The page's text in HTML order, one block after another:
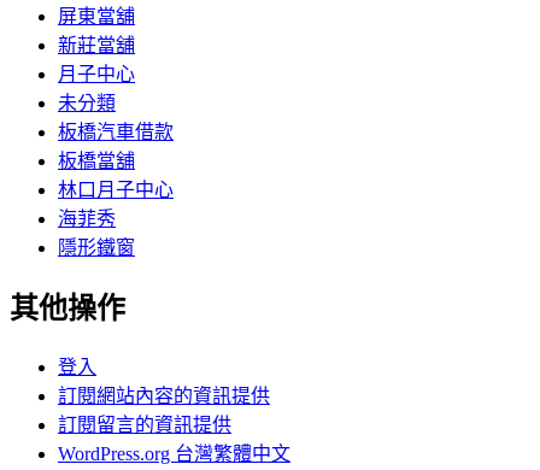
屏東當舖
新莊當舖
月子中心
未分類
板橋汽車借款
板橋當舖
林口月子中心
海菲秀
隱形鐵窗
其他操作
登入
訂閱網站內容的資訊提供
訂閱留言的資訊提供
WordPress.org 台灣繁體中文